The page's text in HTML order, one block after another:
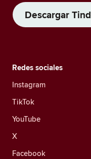
Descargar
Redes sociales
Instagram
TikTok
YouTube
X
Facebook